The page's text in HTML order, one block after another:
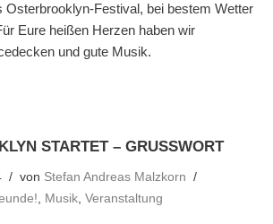
Osterbrooklyn-Festival, bei bestem Wetter
Eure heißen Herzen haben wir
und gute Musik.
STARTET – GRUSSWORT
von Stefan Andreas Malzkorn
, Musik, Veranstaltung